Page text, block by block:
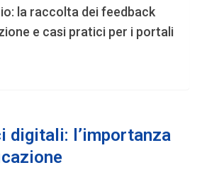
la raccolta dei feedback
e casi pratici per i portali
digitali: l’importanza